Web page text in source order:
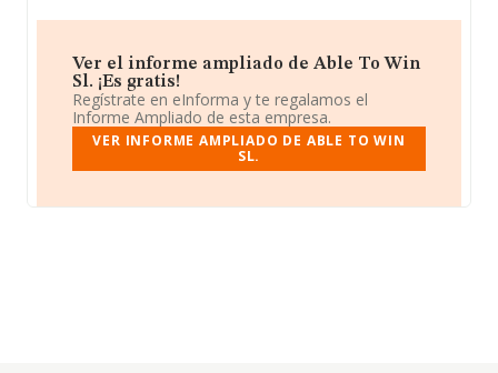
Ver el informe ampliado de Able To Win
Sl. ¡Es gratis!
Regístrate en eInforma y te regalamos el
Informe Ampliado de esta empresa.
VER INFORME AMPLIADO DE ABLE TO WIN
SL.